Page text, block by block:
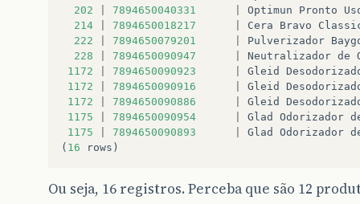
202
7894650040331 Optimun Pronto
214
7894650018217 Cera Bravo
222
7894650079201 Pulverizador
228
7894650090947 Neutralizador de
1172
7894650090923 Gleid
1172
7894650090916 Gleid
1172
7894650090886 Gleid
1175
7894650090954 Glad Odorizador
1175
7894650090893 Glad Odorizador
( 16 rows )
Ou seja, 16 registros. Perceba que são 12